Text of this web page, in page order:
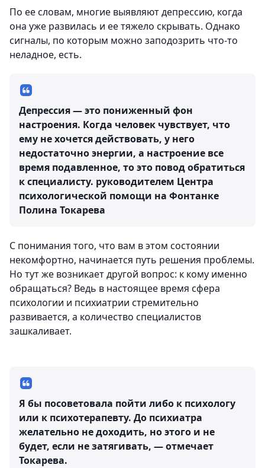
По ее словам, многие выявляют депрессию, когда
она уже развилась и ее тяжело скрывать. Однако
сигналы, по которым можно заподозрить что-то
неладное, есть.
Депрессия — это пониженный фон
настроения. Когда человек чувствует, что
ему не хочется действовать, у него
недостаточно энергии, а настроение все
время подавленное, то это повод обратиться
к специалисту. руководителем Центра
психологической помощи на Фонтанке
Полина Токарева
С понимания того, что вам в этом состоянии
некомфортно, начинается путь решения проблемы.
Но тут же возникает другой вопрос: к кому именно
обращаться? Ведь в настоящее время сфера
психологии и психиатрии стремительно
развивается, а количество специалистов
зашкаливает.
Я бы посоветовала пойти либо к психологу
или к психотерапевту. До психиатра
желательно не доходить, но этого и не
будет, если не затягивать, — отмечает
Токарева.